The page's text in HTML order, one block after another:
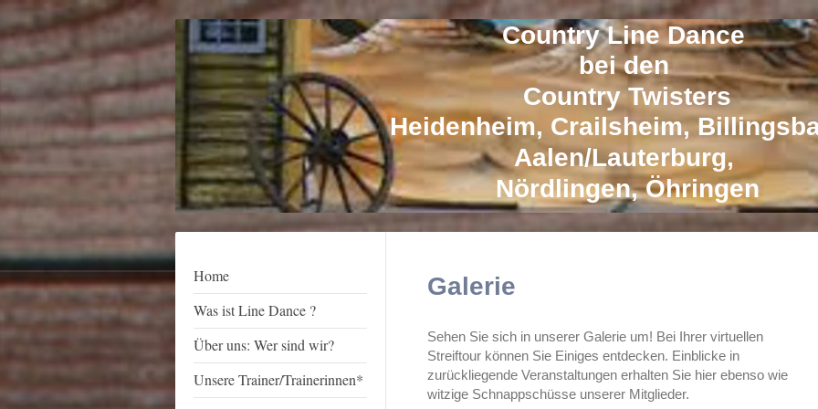
Country Line Dance
bei den
Country Twisters
Heidenheim, Crailsheim,
Aalen/Lauterburg,
Nördlingen, Öhringen
Home
Was ist Line Dance ?
Über uns: Wer sind wir?
Unsere Trainer/Trainerinnen*
Galerie
Sehen Sie sich in unserer Galerie um! Bei Ihrer virtuellen
Streiftour können Sie Einiges entdecken. Einblicke in
zurückliegende Veranstaltungen erhalten Sie hier ebenso wie
witzige Schnappschüsse unserer Mitglieder.